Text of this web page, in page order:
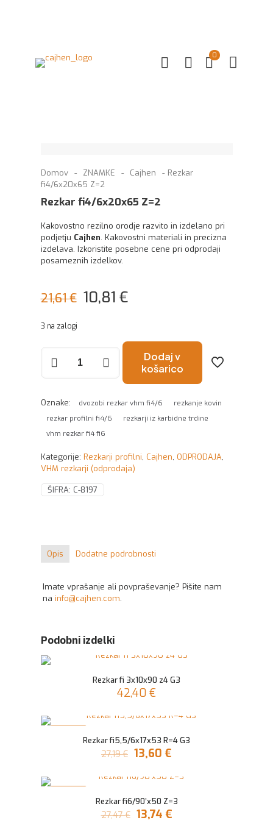
0
Domov - ZNAMKE - Cajhen - Rezkar
fi4/6x20x65 Z=2
Rezkar fi4/6x20x65 Z=2
Kakovostno rezilno orodje razvito in izdelano pri
podjetju Cajhen. Kakovostni materiali in precizna
izdelava. Izkoristite posebne cene pri odprodaji
posameznih izdelkov.
21,61€ Izvirna
bila:
21,61 €.
10,81 €Trenutna
10,81 €.
3 na zalogi
Rezkar
fi4/6x20x65
Z=2
Dodaj v
košarico
Oznake: dvozobi rezkar vhm fi4/6
rezkanje kovin
rezkar profilni fi4/6
rezkarji iz karbidne trdine
vhm rezkar fi4 fi6
Kategorije: Rezkarji profilni, Cajhen, ODPRODAJA,
VHM rezkarji (odprodaja)
ŠIFRA: C-8197
Opis Dodatne podrobnosti
Imate vprašanje ali povpraševanje? Pišite nam
na info@cajhen.com.
Podobni izdelki
Rezkar fi 3x10x90 z4 G3
42,40 €
Rezkar fi5,5/6x17x53 R=4 G3
27,19€ Izvirna
je
27,19 €.
13,60€
je:
Rezkar fi6/90’x50 Z=3
27,47€ Izvirna
13,74€Trenutna